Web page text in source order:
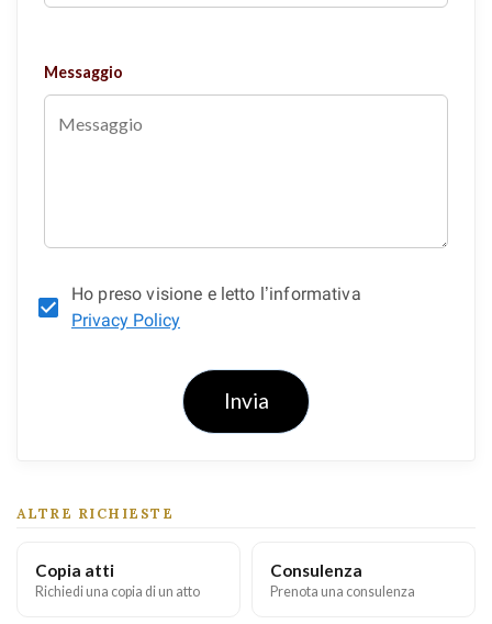
Messaggio
Ho preso visione e letto l’informativa
Privacy Policy
Invia
ALTRE RICHIESTE
Copia atti
Richiedi una copia di un atto
Consulenza
Prenota una consulenza